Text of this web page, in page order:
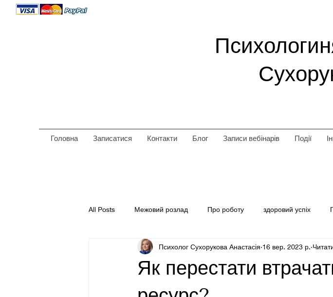
Головна Записатися Контакти Блог Записи вебінарів Події
All Posts Межовий розлад Про роботу здоровий успіх
Про психологію для непсихологів Блог психолога для психолога
Як перестати
Психолог Сухорукова Анастасія 16 вер. 2023 р.